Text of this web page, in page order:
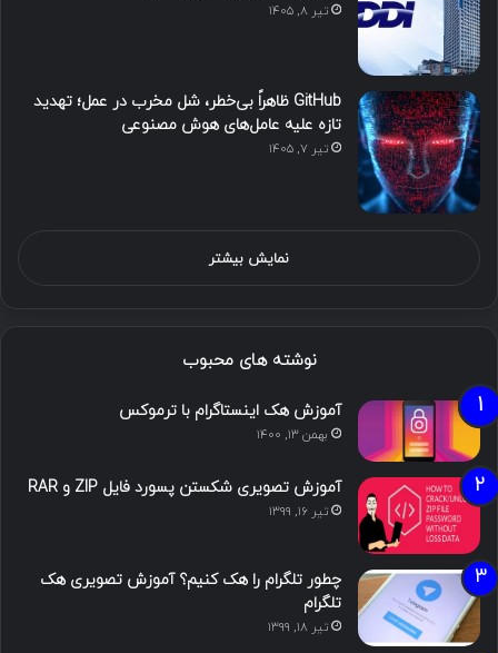
تیر ۸, ۱۴۰۵
GitHub ظاهراً بی‌خطر، شل مخرب در عمل؛ تهدید
تازه علیه عامل‌های هوش مصنوعی
تیر ۷, ۱۴۰۵
نمایش بیشتر
نوشته های محبوب
آموزش هک اینستاگرام با ترموکس
بهمن ۱۳, ۱۴۰۰
آموزش تصویری شکستن پسورد فایل ZIP و RAR
تیر ۱۶, ۱۳۹۹
چطور تلگرام را هک کنیم؟ آموزش تصویری هک
تلگرام
تیر ۱۸, ۱۳۹۹